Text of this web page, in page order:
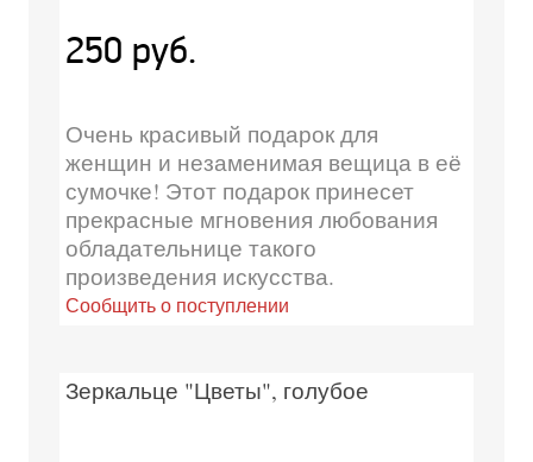
250 руб.
Очень красивый подарок для
женщин и незаменимая вещица в её
сумочке! Этот подарок принесет
прекрасные мгновения любования
обладательнице такого
произведения искусства.
Сообщить о поступлении
Зеркальце "Цветы", голубое